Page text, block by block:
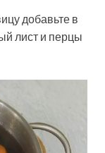
добавьте в
лист и перцы